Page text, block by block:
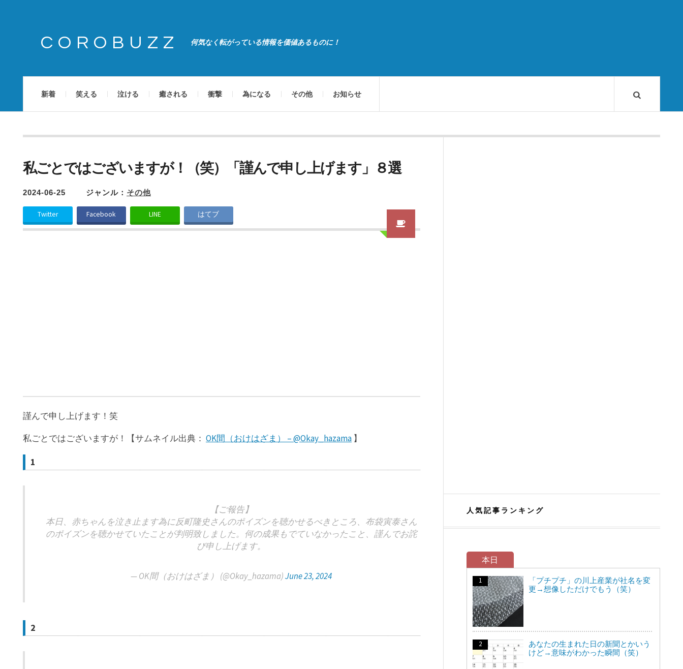
COROBUZZ 何気なく転がっている情報を価値あるものに！
新着 笑える 泣ける 癒される 衝撃 為になる その他 お知らせ
私ごとではございますが！（笑）「謹んで申し上げます」８選
2024-06-25 ジャンル： その他
Twitter Facebook LINE はてブ
謹んで申し上げます！笑
私ごとではございますが！【サムネイル出典： OK間（おけはざま） – @Okay_hazama 】
1
【ご報告】
本日、赤ちゃんを泣き止ます為に反町隆史さんのポイズンを聴かせるべきところ、布袋寅泰さん
のポイズンを聴かせていたことが判明致しました。何の成果もでていなかったこと、謹んでお詫
び申し上げます。
— OK間（おけはざま） (@Okay_hazama)June 23, 2024
2
人気記事ランキング
本日
「プチプチ」の川上産業が社名を変
更→想像しただけでもう（笑）
あなたの生まれた日の新聞とかいう
けど→意味がわかった瞬間（笑）